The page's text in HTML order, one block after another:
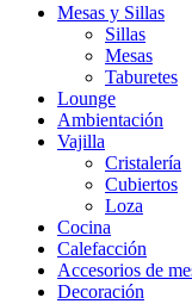
Mesas y Sillas
Sillas
Mesas
Taburetes
Lounge
Ambientación
Vajilla
Cristalería
Cubiertos
Loza
Cocina
Calefacción
Accesorios de
Decoración